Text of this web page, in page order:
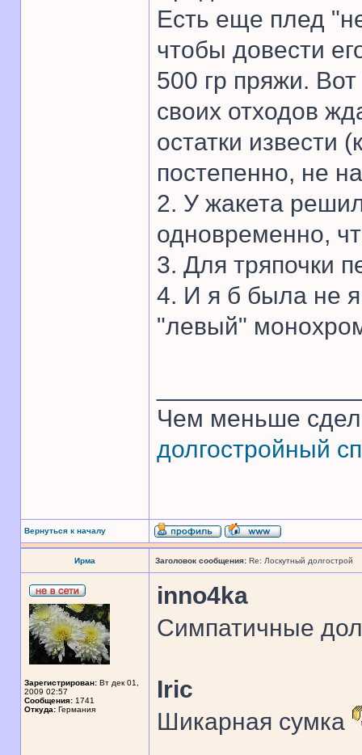
Есть еще плед
чтобы довести
500 гр пряжи.
своих отходов
остатки извести
постепенно, не
2. У жакета
одновременно,
3. Для тряпочки
4. И я б была не
"левый"
Чем меньше
долгостройный
Вернуться к началу
Ирма Заголовок сообщения: Re: Лоскутный долгострой
Зарегистрирован: Вт дек 01,
2009 02:57
Сообщения: 1741
Откуда: Германия
inno4ka
Симпатичные
Iric
Шикарная сумка